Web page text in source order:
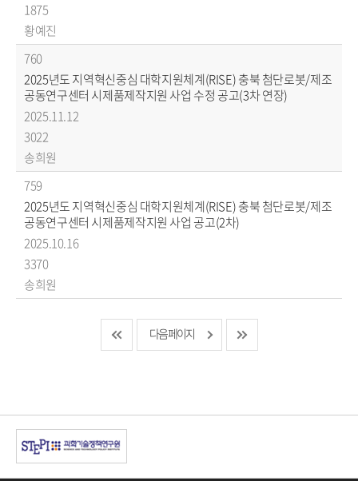
1875
황예진
760
2025년도 지역혁신중심 대학지원체계(RISE) 충북 첨단로봇/제조
공동연구센터 시제품제작지원 사업 수정 공고(3차 연장)
2025.11.12
3022
송희원
759
2025년도 지역혁신중심 대학지원체계(RISE) 충북 첨단로봇/제조
공동연구센터 시제품제작지원 사업 공고(2차)
2025.10.16
3370
송희원
다음 페이지